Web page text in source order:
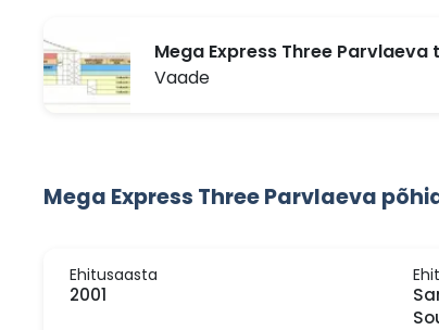
Mega Express Three Parvlaeva
Vaade
Mega Express Three Parvlaeva
Ehitusaasta
2001